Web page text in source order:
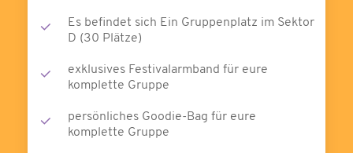
Es befindet sich Ein Gruppenplatz im Sektor
D (30 Plätze)
exklusives Festivalarmband für eure
komplette Gruppe
persönliches Goodie-Bag für eure
komplette Gruppe